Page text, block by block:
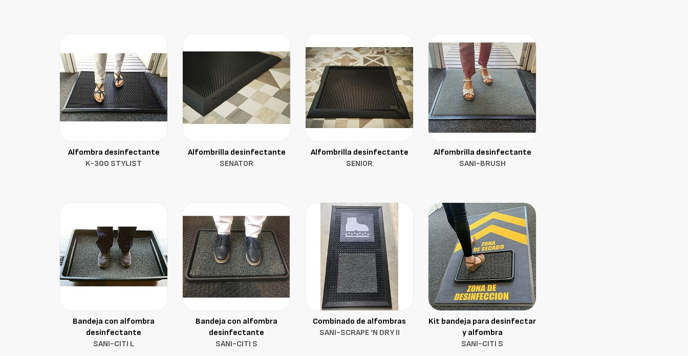
Alfombra desinfectante
K-300 STYLIST
Alfombrilla desinfectante
SENATOR
Alfombrilla desinfectante
SENIOR
Alfombrilla desinfectante
SANI-BRUSH
Bandeja con alfombra
desinfectante
SANI-CITI L
Bandeja con alfombra
desinfectante
SANI-CITI S
Combinado de alfombras
SANI-SCRAPE ‘N DRY II
Kit bandeja para desinfectar
y alfombra
SANI-CITI S